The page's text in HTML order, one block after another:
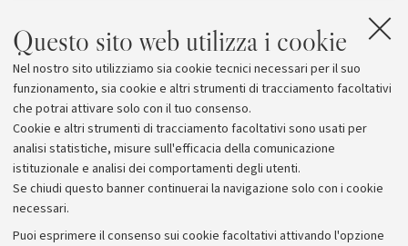
Questo sito web utilizza i cookie
Nel nostro sito utilizziamo sia cookie tecnici necessari per il suo
funzionamento, sia cookie e altri strumenti di tracciamento facoltativi
che potrai attivare solo con il tuo consenso.
Cookie e altri strumenti di tracciamento facoltativi sono usati per
analisi statistiche, misure sull'efficacia della comunicazione
istituzionale e analisi dei comportamenti degli utenti.
Se chiudi questo banner continuerai la navigazione solo con i cookie
necessari.
Puoi esprimere il consenso sui cookie facoltativi attivando l'opzione
E' possibile consultare tutti i video nella playlist
#SMAllvideosul canale YouTube dell'Università di
Bologna.
Archivio